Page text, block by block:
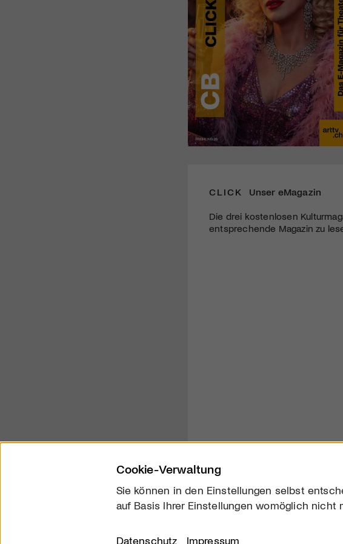
CLICK Unser eMagazin
Die drei kostenlosen
entsprechende Magazin zu
Über uns
Cookie-Verwaltung
Sie können in den Einstellungen selbst
auf Basis Ihrer Einstellungen womöglich nicht
Datenschutz Impressum